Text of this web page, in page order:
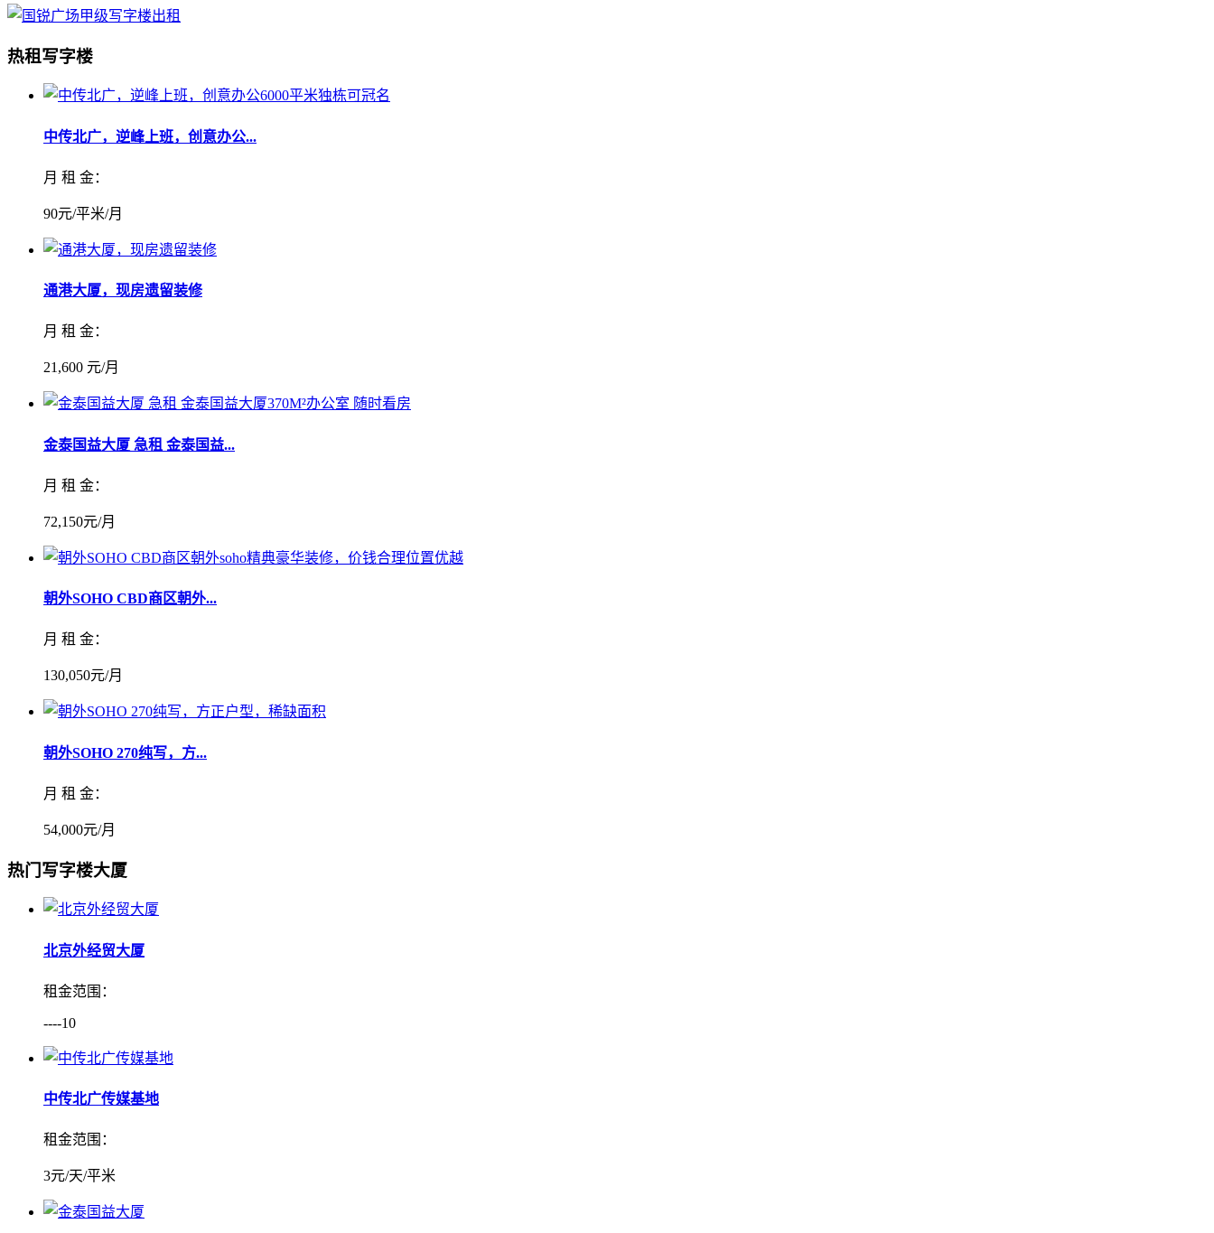
热租写字楼
中传北广，逆峰上班，创意办公...
月 租 金：
90元/平米/月
通港大厦，现房遗留装修
月 租 金：
21,600 元/月
金泰国益大厦 急租 金泰国益...
月 租 金：
72,150元/月
朝外SOHO CBD商区朝外...
月 租 金：
130,050元/月
朝外SOHO 270纯写，方...
月 租 金：
54,000元/月
热门写字楼大厦
北京外经贸大厦
租金范围：
----10
中传北广传媒基地
租金范围：
3元/天/平米